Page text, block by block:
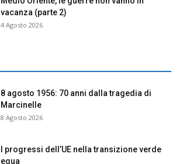
vacanza (parte 2)
4 Agosto 2026
8 agosto 1956: 70 anni dalla tragedia di
Marcinelle
8 Agosto 2026
I progressi dell’UE nella transizione verde
equa